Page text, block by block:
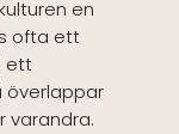
en
ofta ett
ett
överlappar
varandra.